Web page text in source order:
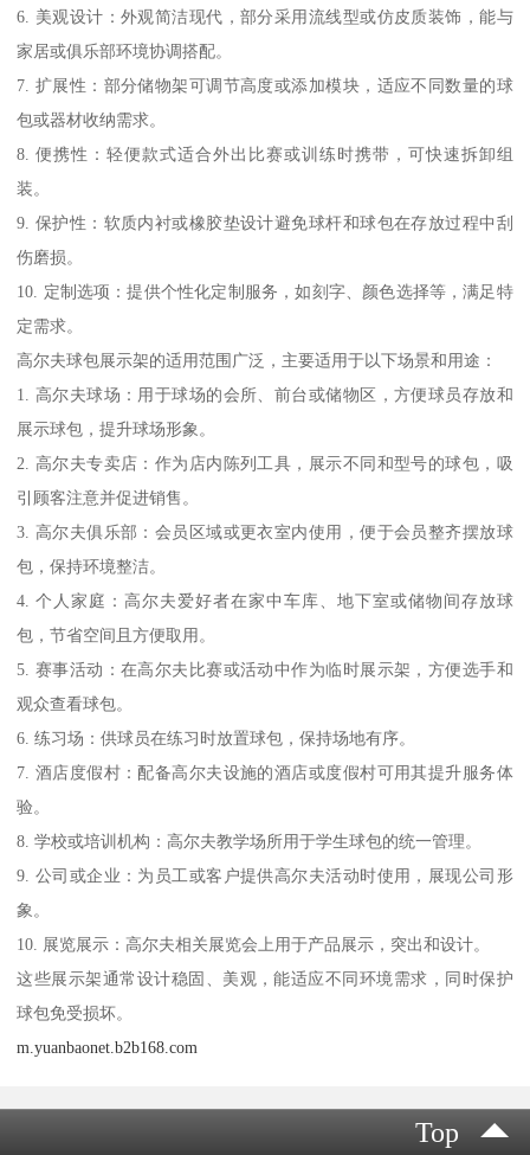
6. 美观设计：外观简洁现代，部分采用流线型或仿皮质装饰，能与
家居或俱乐部环境协调搭配。
7. 扩展性：部分储物架可调节高度或添加模块，适应不同数量的球
包或器材收纳需求。
8. 便携性：轻便款式适合外出比赛或训练时携带，可快速拆卸组
装。
9. 保护性：软质内衬或橡胶垫设计避免球杆和球包在存放过程中刮
伤磨损。
10. 定制选项：提供个性化定制服务，如刻字、颜色选择等，满足特
定需求。
高尔夫球包展示架的适用范围广泛，主要适用于以下场景和用途：
1. 高尔夫球场：用于球场的会所、前台或储物区，方便球员存放和
展示球包，提升球场形象。
2. 高尔夫专卖店：作为店内陈列工具，展示不同和型号的球包，吸
引顾客注意并促进销售。
3. 高尔夫俱乐部：会员区域或更衣室内使用，便于会员整齐摆放球
包，保持环境整洁。
4. 个人家庭：高尔夫爱好者在家中车库、地下室或储物间存放球
包，节省空间且方便取用。
5. 赛事活动：在高尔夫比赛或活动中作为临时展示架，方便选手和
观众查看球包。
6. 练习场：供球员在练习时放置球包，保持场地有序。
7. 酒店度假村：配备高尔夫设施的酒店或度假村可用其提升服务体
验。
8. 学校或培训机构：高尔夫教学场所用于学生球包的统一管理。
9. 公司或企业：为员工或客户提供高尔夫活动时使用，展现公司形
象。
10. 展览展示：高尔夫相关展览会上用于产品展示，突出和设计。
这些展示架通常设计稳固、美观，能适应不同环境需求，同时保护
球包免受损坏。
m.yuanbaonet.b2b168.com
Top